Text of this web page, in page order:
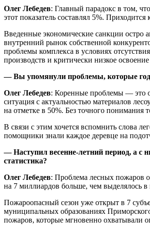
Олег Лебедев: Главный парадокс в том,
этот показатель составлял 5%.
Введенные экономические санкции остро
внутренний рынок собственной
проблемы комплекса в условиях
производств и критически низкое
— Вы упомянули проблемы, которые
Олег Лебедев: Коренные проблемы — это
ситуация с актуальностью материалов
на отметке в 50%. Без точного понимания
В связи с этим хочется вспомнить слова
помощники знали каждое деревце на
— Наступил весенне-летний период, а с
статистика?
Олег Лебедев: Проблема лесных пожаров
на 7 миллиардов больше, чем выделялось в
Пожароопасный сезон уже открыт в 7
муниципальных образованиях
пожаров, которые мгновенно охватывали